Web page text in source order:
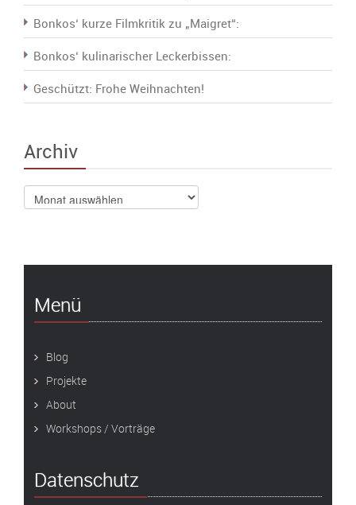
Bonkos‘ kurze Filmkritik zu „Maigret“:
Bonkos‘ kulinarischer Leckerbissen:
Geschützt: Frohe Weihnachten!
Archiv
Archiv
Menü
Blog
Projekte
About
Workshops / Vorträge
Datenschutz